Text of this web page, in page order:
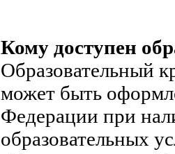
Кому доступен
Образовательный
может быть
Федерации при
образовательных